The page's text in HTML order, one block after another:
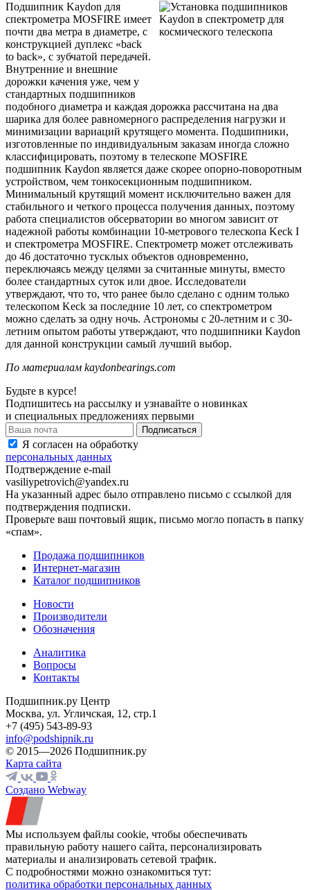
Подшипник Kaydon для
спектрометра MOSFIRE имеет
почти два метра в диаметре, с
конструкцией дуплекс «back
to back», с зубчатой передачей.
Внутренние и внешние
дорожки качения уже, чем у
стандартных подшипников
подобного диаметра и каждая дорожка рассчитана на два
шарика для более равномерного распределения нагрузки и
минимизации вариаций крутящего момента. Подшипники,
изготовленные по индивидуальным заказам иногда сложно
классифицировать, поэтому в телескопе MOSFIRE
подшипник Kaydon является даже скорее опорно-поворотным
устройством, чем тонкосекционным подшипником.
Минимальный крутящий момент исключительно важен для
стабильного и четкого процесса получения данных, поэтому
работа специалистов обсерватории во многом зависит от
надежной работы комбинации 10-метрового телескопа Keck I
и спектрометра MOSFIRE. Спектрометр может отслеживать
до 46 достаточно тусклых объектов одновременно,
переключаясь между целями за считанные минуты, вместо
более стандартных суток или двое. Исследователи
утверждают, что то, что ранее было сделано с одним только
телескопом Keck за последние 10 лет, со спектрометром
можно сделать за одну ночь. Астрономы с 20-летним и с 30-
летним опытом работы утверждают, что подшипники Kaydon
для данной конструкции самый лучший выбор.
По материалам kaydonbearings.com
Будьте в курсе!
Подпишитесь на рассылку и узнавайте о новинках
и специальных предложениях первыми
Я согласен на обработку
персональных данных
Подтверждение e-mail
vasiliypetrovich@yandex.ru
На указанный адрес было отправлено письмо с ссылкой для
подтверждения подписки.
Проверьте ваш почтовый ящик, письмо могло попасть в папку
«спам».
Продажа подшипников
Интернет-магазин
Каталог подшипников
Новости
Производители
Обозначения
Аналитика
Вопросы
Контакты
Подшипник.ру Центр
Москва, ул. Угличская, 12, стр.1
+7 (495) 543-89-93
info@podshipnik.ru
© 2015—2026 Подшипник.ру
Карта сайта
Создано Webway
Мы используем файлы cookie, чтобы обеспечивать
правильную работу нашего сайта, персонализировать
материалы и анализировать сетевой трафик.
С подробностями можно ознакомиться тут:
политика обработки персональных данных